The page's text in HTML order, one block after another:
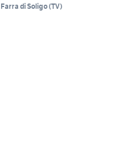
Farra di Soligo(TV)